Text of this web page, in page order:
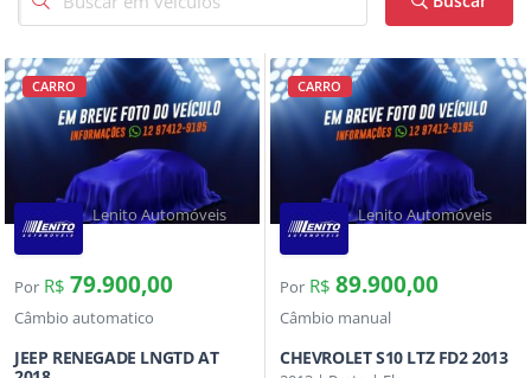
CARRO
Lenito Automóveis
Por R$ 79.900,00
Câmbio automatico
JEEP RENEGADE LNGTD AT
CARRO
Lenito Automóveis
Por R$ 89.900,00
Câmbio manual
CHEVROLET S10 LTZ FD2 2013